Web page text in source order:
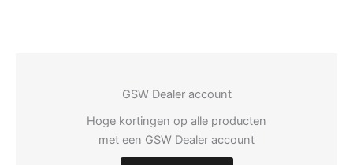
GSW Dealer account
Hoge kortingen op alle producten
met een GSW Dealer account